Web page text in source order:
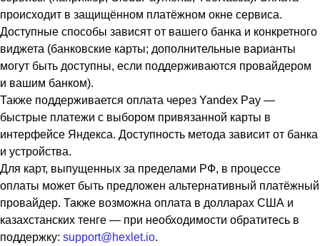
происходит в защищённом платёжном окне сервиса.
Доступные способы зависят от вашего банка и конкретного
виджета (банковские карты; дополнительные варианты
могут быть доступны, если поддерживаются провайдером
и вашим банком).
Также поддерживается оплата через Yandex Pay —
быстрые платежи с выбором привязанной карты в
интерфейсе Яндекса. Доступность метода зависит от банка
и устройства.
Для карт, выпущенных за пределами РФ, в процессе
оплаты может быть предложен альтернативный платёжный
провайдер. Также возможна оплата в долларах США и
казахстанских тенге — при необходимости обратитесь в
поддержку: support@hexlet.io.